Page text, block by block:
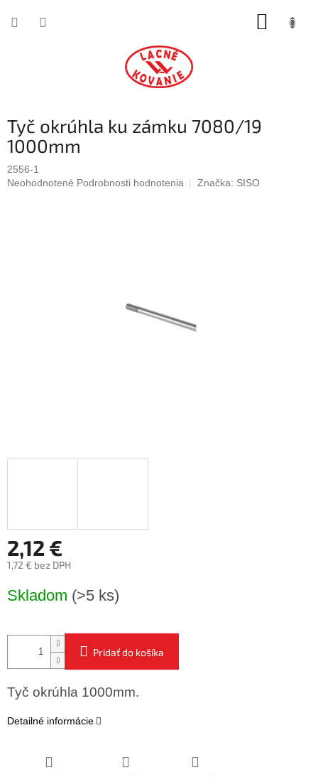
Tyč okrúhla ku zámku 7080/19
1000mm
2556-1
Priemerné
Neohodnotené Podrobnosti hodnotenia Značka: SISO
2,12 €
1,72 € bez DPH
cena:
Skladom (>5 ks)
Pridať do košíka
Tyč okrúhla 1000mm.
Detailné informácie